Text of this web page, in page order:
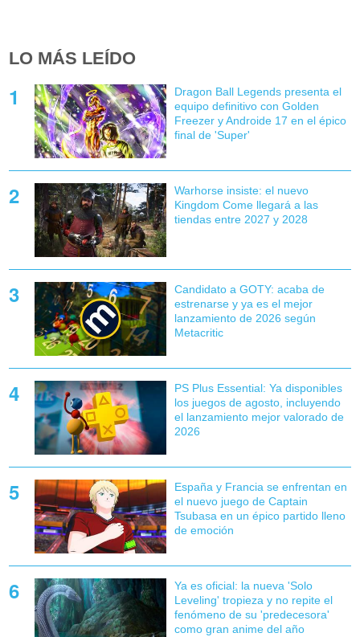
LO MÁS LEÍDO
Dragon Ball Legends presenta el
equipo definitivo con Golden
Freezer y Androide 17 en el épico
final de 'Super'
Warhorse insiste: el nuevo
Kingdom Come llegará a las
tiendas entre 2027 y 2028
Candidato a GOTY: acaba de
estrenarse y ya es el mejor
lanzamiento de 2026 según
Metacritic
PS Plus Essential: Ya disponibles
los juegos de agosto, incluyendo
el lanzamiento mejor valorado de
2026
España y Francia se enfrentan en
el nuevo juego de Captain
Tsubasa en un épico partido lleno
de emoción
Ya es oficial: la nueva 'Solo
Leveling' tropieza y no repite el
fenómeno de su 'predecesora'
como gran anime del año